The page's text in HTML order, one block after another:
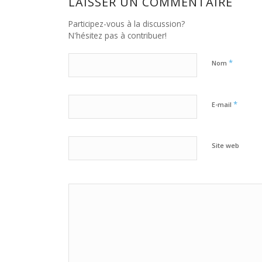
Participez-vous à la discussion?
N'hésitez pas à contribuer!
Nom*
E-mail*
Site web